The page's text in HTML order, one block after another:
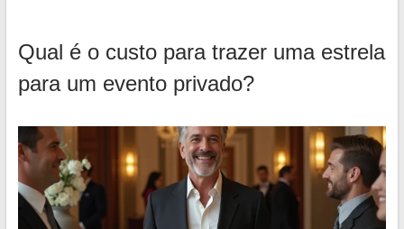
Qual é o custo para trazer uma estrela
para um evento privado?